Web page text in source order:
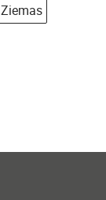
Ziemas